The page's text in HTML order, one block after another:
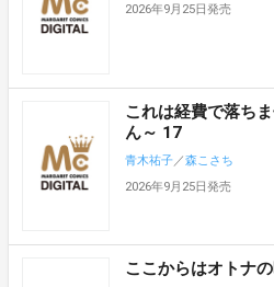
2026年9月25日発売
これは経費で落ち
ん～ 17
青木祐子／森こさち
2026年9月25日発売
ここからはオトナ